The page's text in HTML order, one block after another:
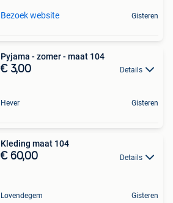
Bezoek website Gisteren
Pyjama - zomer - maat 104
€ 3,00 Details
Hever Gisteren
Kleding maat 104
€ 60,00 Details
Lovendegem Gisteren